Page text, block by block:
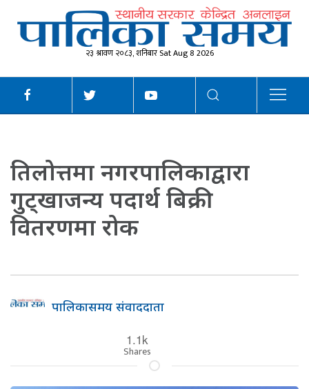
२३ श्रावण २०८३, शनिबार Sat Aug 8 2026
तिलोत्तमा नगरपालिकाद्वारा
गुट्खाजन्य पदार्थ बिक्री
वितरणमा रोक
पालिकासमय संवाददाता
1.1k
Shares